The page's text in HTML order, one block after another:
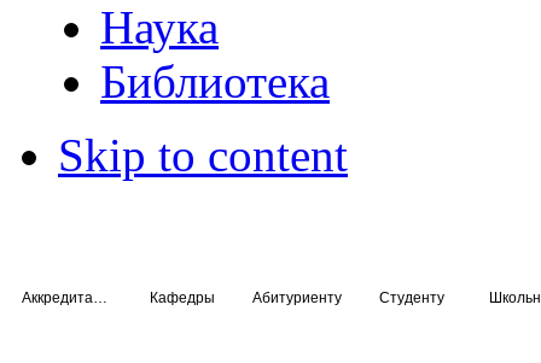
Наука
Библиотека
Skip to content
Кафедры Абитуриенту Студенту